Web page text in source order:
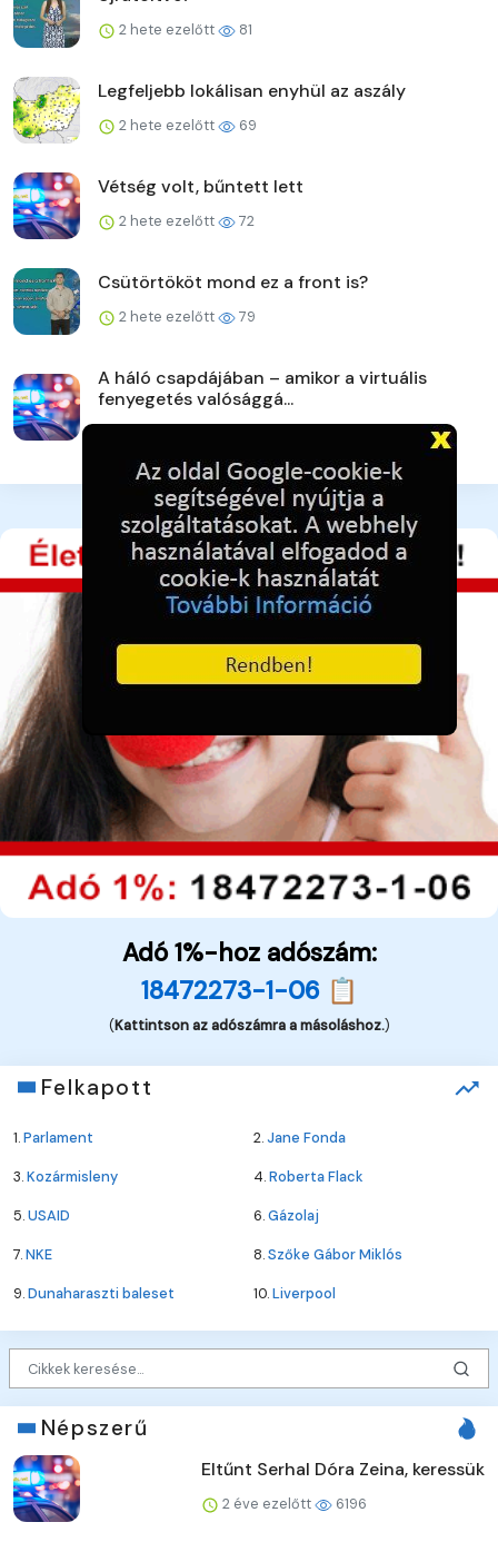
2 hete ezelőtt 81
Legfeljebb lokálisan enyhül az aszály
2 hete ezelőtt 69
Vétség volt, bűntett lett
2 hete ezelőtt 72
Csütörtököt mond ez a front is?
2 hete ezelőtt 79
A háló csapdájában – amikor a virtuális
fenyegetés valósággá...
Adó 1%-hoz adószám:
18472273-1-06 📋
(Kattintson az adószámra a másoláshoz.)
Felkapott
1.Parlament 2.Jane Fonda
3.Kozármisleny 4.Roberta Flack
5.USAID 6.Gázolaj
7.NKE 8.Szőke Gábor Miklós
9.Dunaharaszti baleset 10.Liverpool
Népszerű
Eltűnt Serhal Dóra Zeina, keressük
2 éve ezelőtt 6196